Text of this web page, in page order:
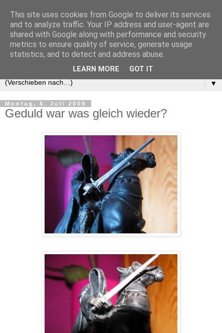
▼
Montag, 6. Juli 2009
Geduld war was gleich wieder?
This site uses cookies from Google to deliver its services
and to analyze traffic. Your IP address and user-agent are
shared with Google along with performance and security
metrics to ensure quality of service, generate usage
statistics, and to detect and address abuse.
LEARN MORE GOT IT